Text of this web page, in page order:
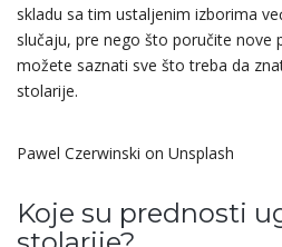
skladu sa tim ustaljenim izborima
slučaju, pre nego što poručite nove
možete saznati sve što treba da
stolarije.
Pawel Czerwinski on Unsplash
Koje su prednosti